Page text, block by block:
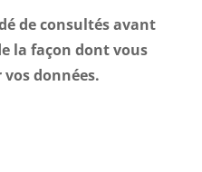
de consultés avant
la façon dont vous
données.